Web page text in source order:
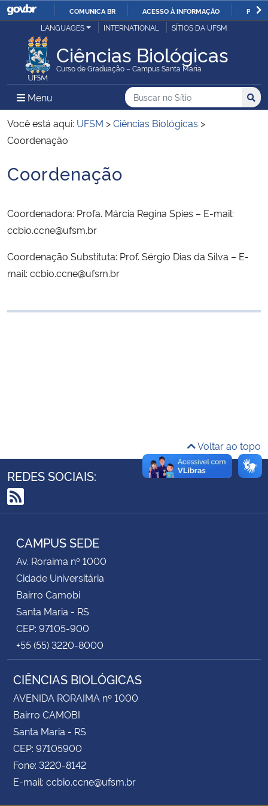
IR
O
COMUNICA BR ACESSO À INFORMAÇÃO
Ministério da Justiça e Segurança Pública
Ministério da Defesa
Ministério das Relações Exteriores
Ministério da Infraestrutura
Ministério da Agricultura, Pecuária e Abastecimento
Ministério da Cidadania
Ministério da Saúde
Controladoria-Geral da União
Secretaria-Geral
Secretaria de Governo
Gabinete de Segurança Institucional
Advocacia-Geral da União
LANGUAGES INTERNATIONAL SÍTIOS DA UFSM
Ciências Biológicas
Curso de Graduação – Campus Santa Maria
Menu Menu Principal do Sítio
Busca
Buscar no no Sítio
Busca:
Você está aqui: UFSM >Ciências Biológicas >
Coordenação
Início do conteúdo
Coordenação
Coordenadora: Profa. Márcia Regina Spies – E-mail:
ccbio.ccne@ufsm.br
Coordenação Substituta: Prof. Sérgio Dias da Silva – E-
mail: ccbio.ccne@ufsm.br
Voltar ao topo
REDES SOCIAIS:
RSS
CAMPUS SEDE
Av. Roraima nº 1000
Cidade Universitária
Bairro Camobi
Santa Maria - RS
CEP: 97105-900
+55 (55) 3220-8000
CIÊNCIAS BIOLÓGICAS
AVENIDA RORAIMA nº 1000
Bairro CAMOBI
Santa Maria - RS
CEP: 97105900
Fone: 3220-8142
E-mail: ccbio.ccne@ufsm.br